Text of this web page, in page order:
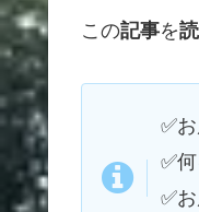
この記事を
✅
✅
✅